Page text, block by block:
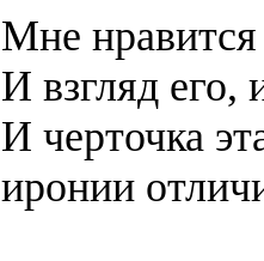
Мне
И взгляд его,
И черточка
иронии